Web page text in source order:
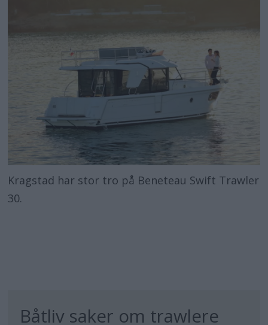
Kragstad har stor tro på Beneteau Swift Trawler
30.
Båtliv saker om trawlere